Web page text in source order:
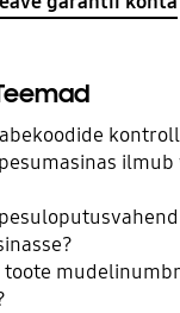
ilmub
toote